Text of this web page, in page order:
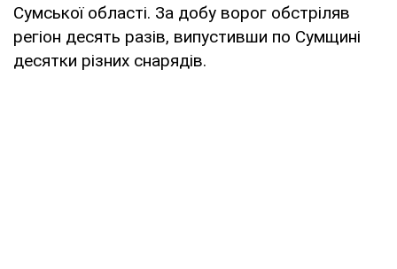
Сумської області. За добу ворог обстріляв
регіон десять разів, випустивши по Сумщині
десятки різних снарядів.